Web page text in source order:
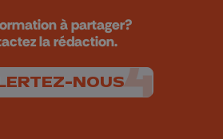
à partager?
la rédaction.
NOUS